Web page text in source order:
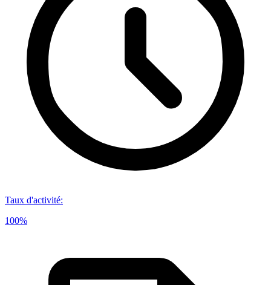
Taux d'activité:
100%